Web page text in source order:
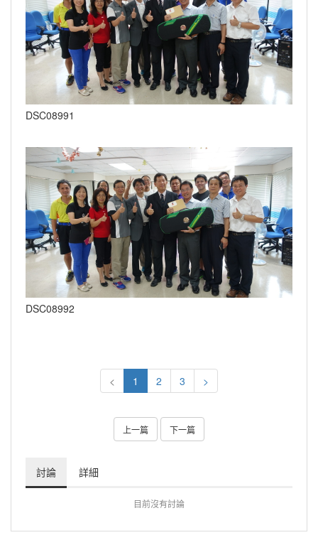
DSC08991
DSC08992
< 1 2 3 >
上一篇 下一篇
討論 詳細
目前沒有討論